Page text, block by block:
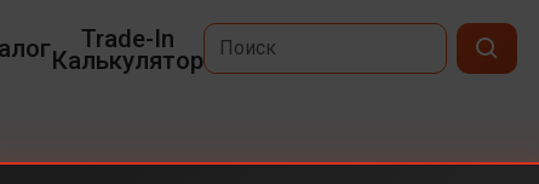
Trade-In
Калькулятор